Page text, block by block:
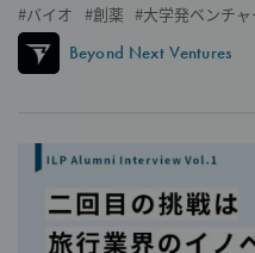
バイオ 創薬 大学発ベンチャ
Beyond Next Ventures